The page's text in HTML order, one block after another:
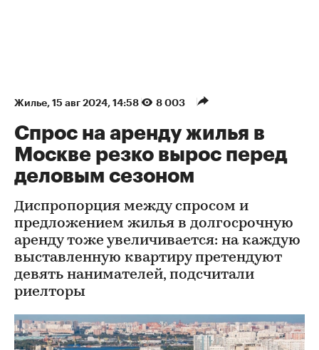
Жилье⁠, 15 авг 2024, 14:58 8 003
Спрос на аренду жилья в
Москве резко вырос перед
деловым сезоном
Диспропорция между спросом и
предложением жилья в долгосрочную
аренду тоже увеличивается: на каждую
выставленную квартиру претендуют
девять нанимателей, подсчитали
риелторы